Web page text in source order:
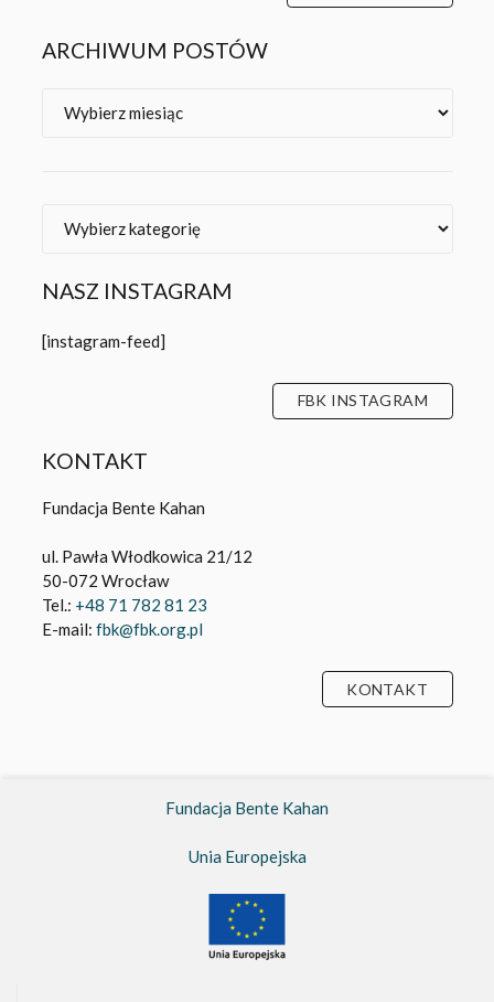
ARCHIWUM POSTÓW
NASZ INSTAGRAM
[instagram-feed]
FBK INSTAGRAM
KONTAKT
Fundacja Bente Kahan
ul. Pawła Włodkowica 21/12
50-072 Wrocław
Tel.: +48 71 782 81 23
E-mail: fbk@fbk.org.pl
KONTAKT
Fundacja Bente Kahan
Unia Europejska